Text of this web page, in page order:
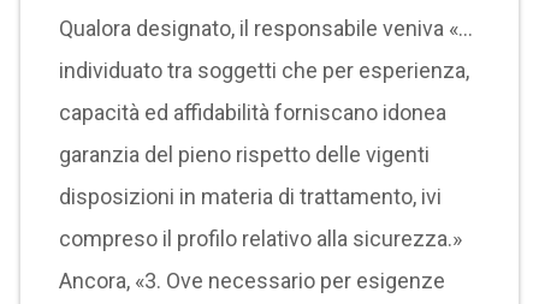
Qualora designato, il responsabile veniva «…
individuato tra soggetti che per esperienza,
capacità ed affidabilità forniscano idonea
garanzia del pieno rispetto delle vigenti
disposizioni in materia di trattamento, ivi
compreso il profilo relativo alla sicurezza.»
Ancora, «3. Ove necessario per esigenze